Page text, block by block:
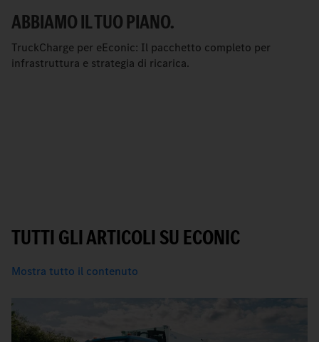
ABBIAMO IL TUO PIANO.
TruckCharge per eEconic: Il pacchetto completo per
infrastruttura e strategia di ricarica.
TUTTI GLI ARTICOLI SU ECONIC
Mostra tutto il contenuto